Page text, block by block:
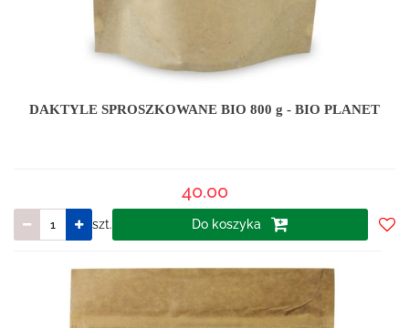
DAKTYLE SPROSZKOWANE BIO 800 g - BIO PLANET
40.00
szt. Do koszyka